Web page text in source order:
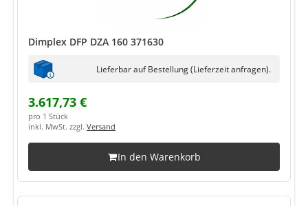
Dimplex DFP DZA 160 371630
Lieferbar auf Bestellung (Lieferzeit anfragen).
3.617,73 €
pro 1 Stück
inkl. MwSt. zzgl. Versand
In den Warenkorb